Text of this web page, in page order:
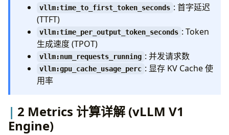
vllm:time_per_output_token_seconds
3. Capacity & Other Metrics 计算逻辑
(vllm/v1/core/sched/scheduler.py)
vllm:num_requests_running
vllm:num_requests_waiting
vllm:gpu_cache_usage_perc
4.指标统计函数详解
update_from_finished_request
Scheduler.update_from_output ->
vllm:time_to_first_token_seconds : 首字延迟
(TTFT)
vllm:time_per_output_token_seconds : Token
生成速度 (TPOT)
vllm:num_requests_running : 并发请求数
vllm:gpu_cache_usage_perc : 显存 KV Cache 使
用率
2 Metrics 计算详解 (vLLM V1
Engine)